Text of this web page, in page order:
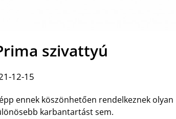
szivattyú
12-15
ennek köszönhetően rendelkeznek olyan
karbantartást sem.